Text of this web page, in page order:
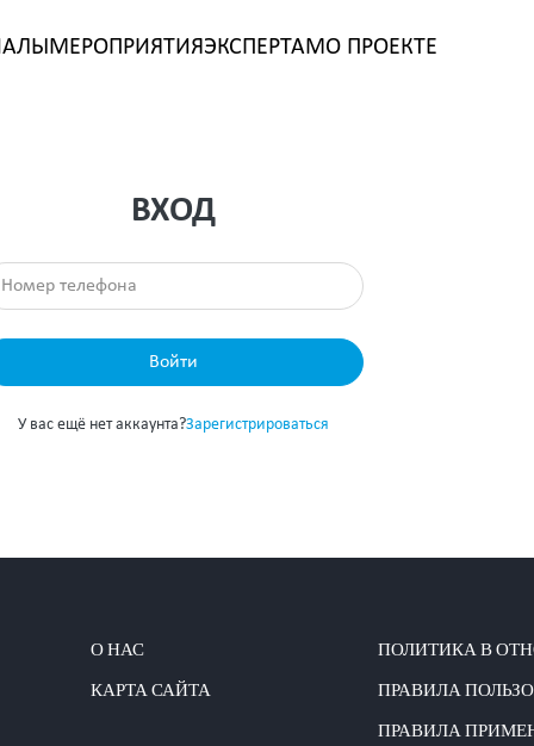
МЕРОПРИЯТИЯЭКСПЕРТАМО ПРОЕКТЕ
ВХОД
Войти
У вас ещё нет аккаунта?Зарегистрироваться
О НАС
КАРТА САЙТА
ПОЛИТИКА В
ПРАВИЛА
ПРАВИЛА